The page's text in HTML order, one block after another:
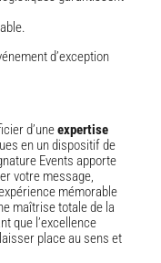
d’exception
d’uneexpertise
en un dispositif de
Events apporte
votre message,
mémorable
maîtrise totale de la
que l’excellence
place au sens et